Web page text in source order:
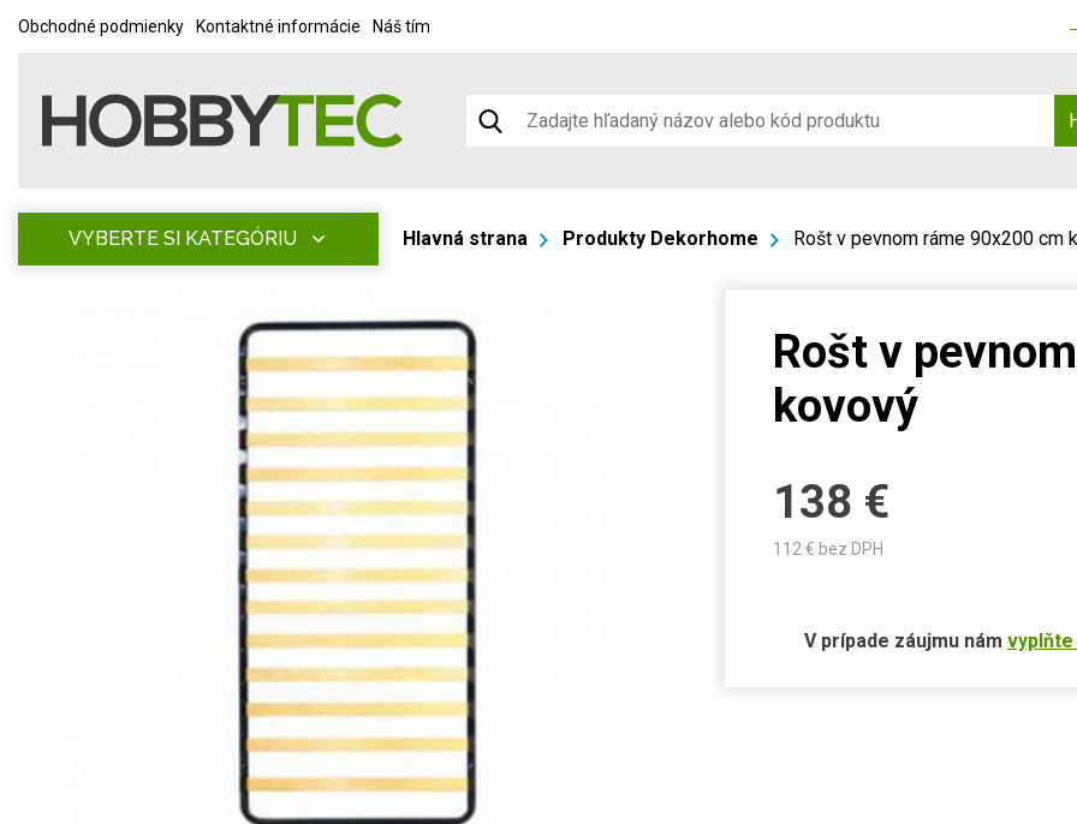
Obchodné podmienky Kontaktné informácie Náš tím
VYBERTE SI KATEGÓRIU Hlavná strana Produkty Dekorhome Rošt v pevnom ráme 90x200 cm
Rošt v
kovový
138 €
112 € bez DPH
V prípade záujmu nám